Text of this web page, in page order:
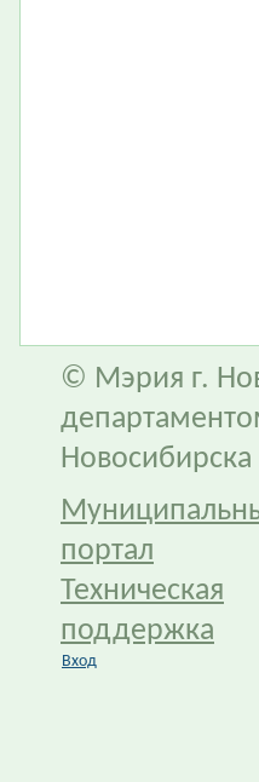
© Мэрия г.
Новосибирска
портал
Техническая
поддержка
Вход